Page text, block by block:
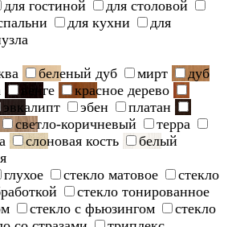
для гостиной
для столовой
для кухни
для
беленый дуб мирт
дуб
венге
красное дерево
эвкалипт эбен
платан
светло-коричневый
терра
слоновая кость
белый
глухое
стекло матовое
стекло
стекло тонированное
стекло с фьюзингом
стекло